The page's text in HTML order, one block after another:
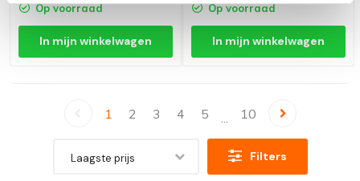
Op voorraad
In mijn winkelwagen
Op voorraad
In mijn winkelwagen
1 2 3 4 5 10
Laagste prijs Filters